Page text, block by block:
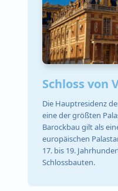
Schloss von
Die Hauptresidenz
eine der größten
Barockbau gilt als
europäischen
17. bis 19.
Schlossbauten.